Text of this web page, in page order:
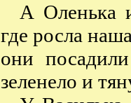
А Оленька
где росла
они
зеленело и